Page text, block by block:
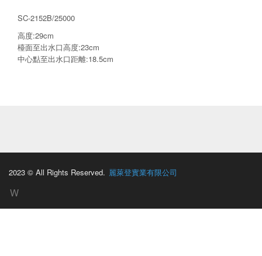
SC-2152B/25000
高度:29cm
檯面至出水口高度:23cm
中心點至出水口距離:18.5cm
2023 © All Rights Reserved. 麗萊登實業有限公司
W